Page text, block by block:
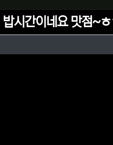
시간이네요 맛점~